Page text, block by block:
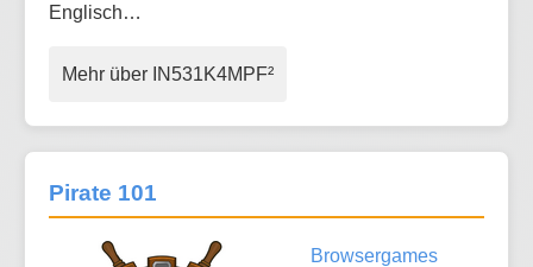
Englisch…
Mehr über IN531K4MPF²
Pirate 101
Browsergames